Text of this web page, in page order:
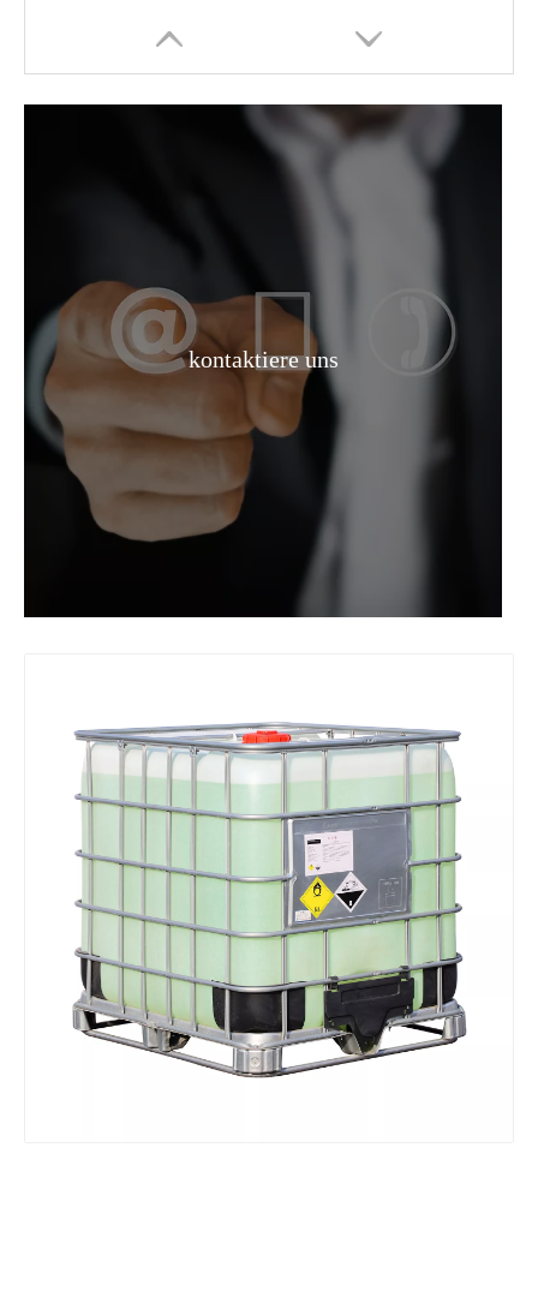
Flüssige 68% Rohstoffe Salpetersäure
Lösung Organische Rohstoffe Salpetersäure Lösung Rohstoffe in Industriequalität Salpetersäure
kontaktiere uns